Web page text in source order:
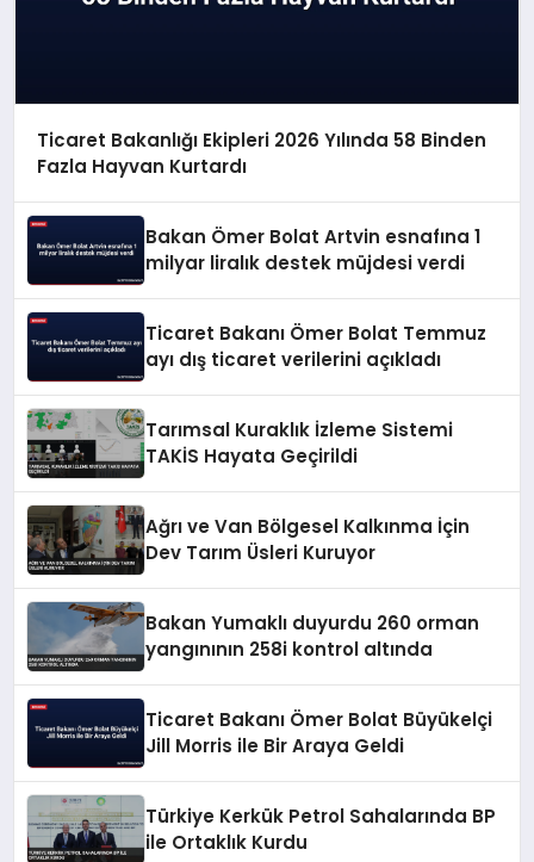
Ticaret Bakanlığı Ekipleri 2026 Yılında 58 Binden
Fazla Hayvan Kurtardı
Bakan Ömer Bolat Artvin esnafına 1
milyar liralık destek müjdesi verdi
Ticaret Bakanı Ömer Bolat Temmuz
ayı dış ticaret verilerini açıkladı
Tarımsal Kuraklık İzleme Sistemi
TAKİS Hayata Geçirildi
Ağrı ve Van Bölgesel Kalkınma İçin
Dev Tarım Üsleri Kuruyor
Bakan Yumaklı duyurdu 260 orman
yangınının 258i kontrol altında
Ticaret Bakanı Ömer Bolat Büyükelçi
Jill Morris ile Bir Araya Geldi
Türkiye Kerkük Petrol Sahalarında BP
ile Ortaklık Kurdu